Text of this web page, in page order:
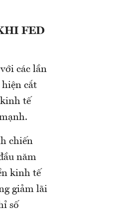
FED
các lần
hiện cắt
tế
chiến
năm
kinh tế
giảm lãi
số